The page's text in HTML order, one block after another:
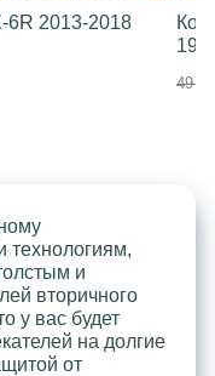
6R 2013-2018
49
технологиям,
и
вторичного
у вас будет
на долгие
от